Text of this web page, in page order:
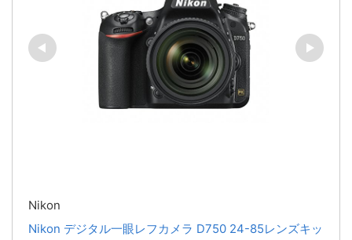
Nikon
Nikon デジタル一眼レフカメラ D750 24-85レンズキッ